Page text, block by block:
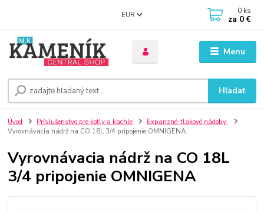
Menu
EUR
Hľadať
0 ks
za 0 €
Úvod Príslušenstvo pre kotly a kachle
Expanzné-tlakové nádoby
Vyrovnávacia nádrž na CO 18L 3/4 pripojenie OMNIGENA
Vyrovnávacia nádrž na CO 18L
3/4 pripojenie OMNIGENA